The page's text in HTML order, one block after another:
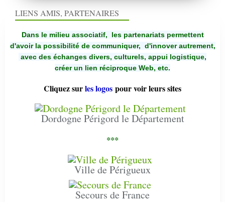
LIENS AMIS, PARTENAIRES
Dans le milieu associatif, les partenariats permettent
d'avoir la possibilité de communiquer, d'innover autrement,
avec des échanges divers, culturels, appui logistique,
créer un lien réciproque Web, etc.
Cliquez surles logos pour voir leurs sites
Dordogne Périgord le Département
***
Ville de Périgueux
Secours de France